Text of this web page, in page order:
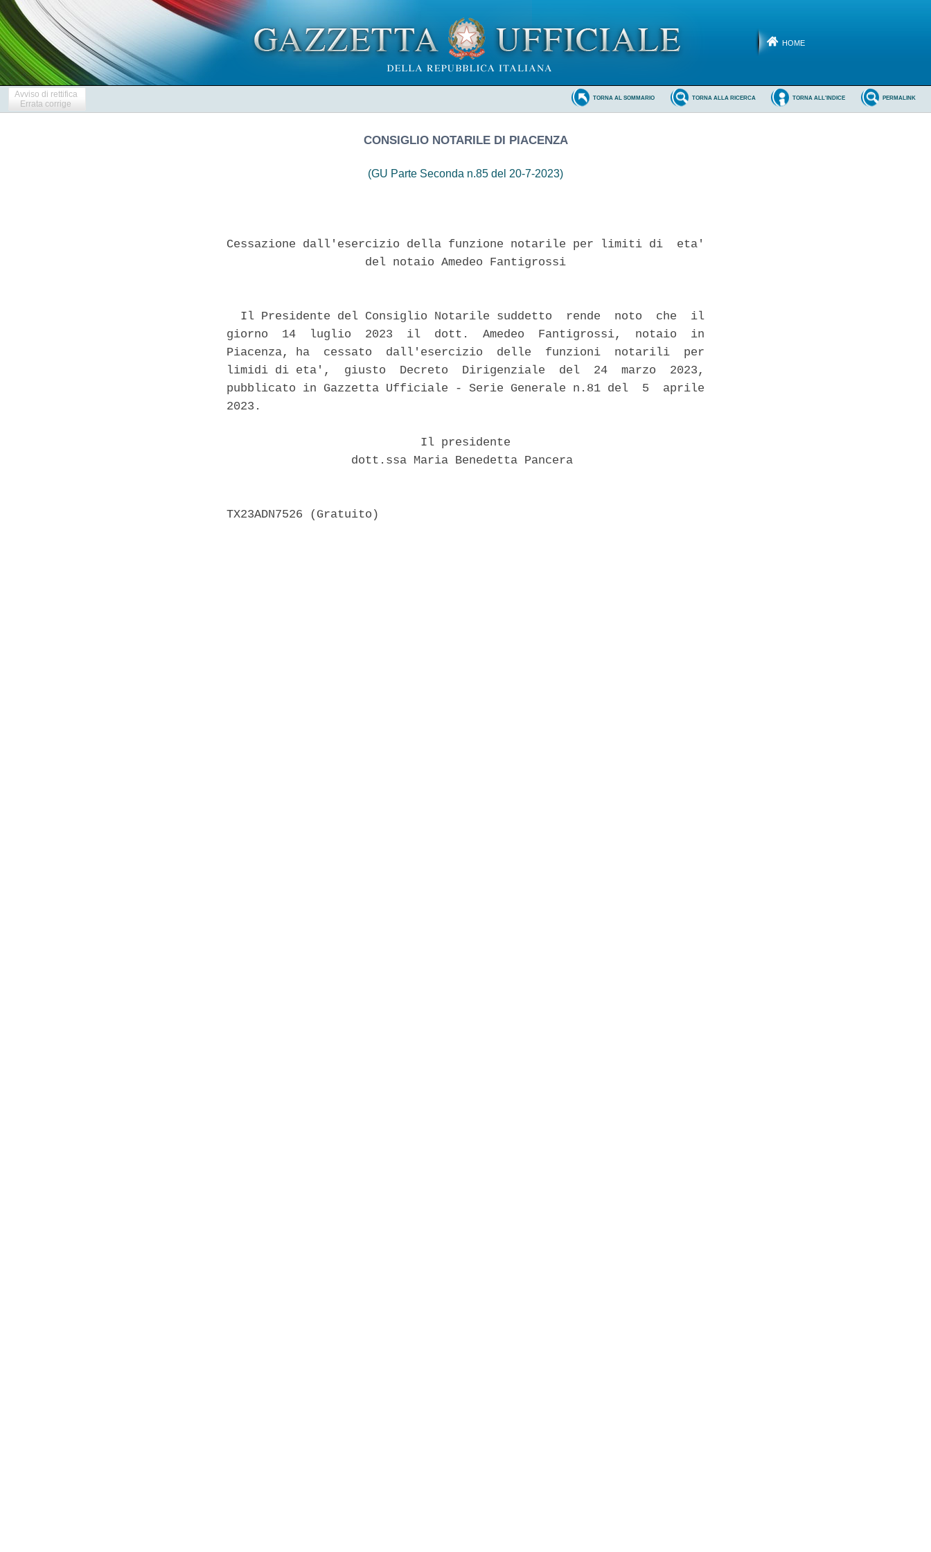
HOME
Avviso di rettifica
Errata corrige
PERMALINK
TORNA ALL'INDICE
TORNA ALLA RICERCA
TORNA AL SOMMARIO
CONSIGLIO NOTARILE DI PIACENZA
(GU Parte Seconda n.85 del 20-7-2023)
Cessazione dall'esercizio della funzione notarile per limiti di  eta'
                    del notaio Amedeo Fantigrossi
  Il Presidente del Consiglio Notarile suddetto  rende  noto  che  il
giorno  14  luglio  2023  il  dott.  Amedeo  Fantigrossi,  notaio  in
Piacenza, ha  cessato  dall'esercizio  delle  funzioni  notarili  per
limidi di eta',  giusto  Decreto  Dirigenziale  del  24  marzo  2023,
pubblicato in Gazzetta Ufficiale - Serie Generale n.81 del  5  aprile
2023.
                            Il presidente
                  dott.ssa Maria Benedetta Pancera